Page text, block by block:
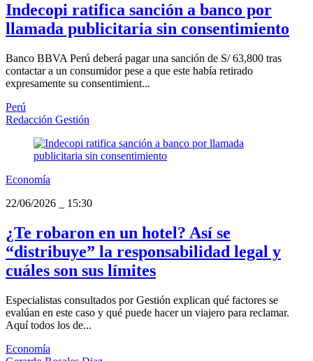
Indecopi ratifica sanción a banco por
llamada publicitaria sin consentimiento
Banco BBVA Perú deberá pagar una sanción de S/ 63,800 tras
contactar a un consumidor pese a que este había retirado
expresamente su consentimient...
Perú
Redacción Gestión
Economía
22/06/2026
15:30
¿Te robaron en un hotel? Así se
“distribuye” la responsabilidad legal y
cuáles son sus límites
Especialistas consultados por Gestión explican qué factores se
evalúan en este caso y qué puede hacer un viajero para reclamar.
Aquí todos los de...
Economía